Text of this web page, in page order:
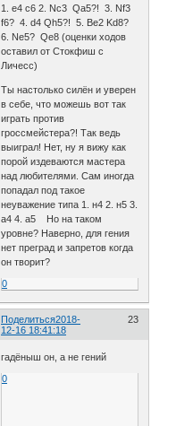
1. e4 c6 2. Nc3 Qa5?! 3. Nf3
f6? 4. d4 Qh5?! 5. Be2 Kd8?
6. Ne5? Qe8 (оценки ходов
оставил от Стокфиш с
Личесс)
Ты настолько силён и уверен
в себе, что можешь вот так
играть против
гроссмейстера?! Так ведь
выиграл! Нет, ну я вижу как
порой издеваются мастера
над любителями. Сам иногда
попадал под такое
неуважение типа 1. н4 2. н5 3.
а4 4. а5 Но на таком
уровне? Наверно, для гения
нет преград и запретов когда
он творит?
0
Поделиться 23
2018-
12-16 18:41:18
гадёныш он, а не гений
0